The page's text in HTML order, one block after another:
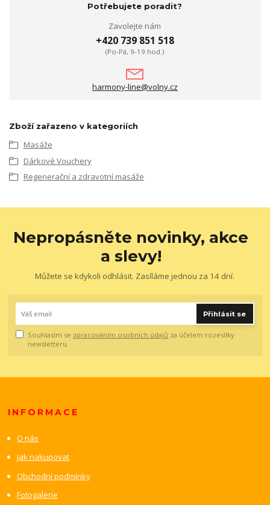
Potřebujete poradit?
Zavolejte nám
+420 739 851 518
(Po-Pá, 9-19 hod.)
harmony-line@volny.cz
Zboží zařazeno v kategoriích
Masáže
Dárkové Vouchery
Regenerační a zdravotní masáže
Nepropásněte novinky, akce
a slevy!
Můžete se kdykoli odhlásit. Zasíláme jednou za 14 dní.
Přihlásit se
Souhlasím se zpracováním osobních údajů za účelem rozesílky
newsletteru.
INFORMACE
O nás
Jak nakupovat
Obchodní podmínky
Fotogalerie